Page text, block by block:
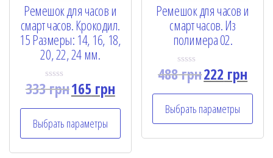
Ремешок для часов и
смарт часов. Крокодил.
15 Размеры: 14, 16, 18,
20, 22, 24 мм.
R
a
d
0
o
u
333грн165грн
Выбрать параметры
Ремешок для часов и
смарт часов. Из
полимера 02.
R
d
0
o
u
488грн222 грн
Выбрать параметры